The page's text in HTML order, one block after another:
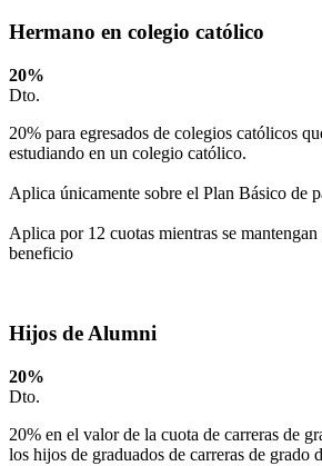
Hermano en colegio católico
20%
Dto.
20% para egresados de colegios católicos
estudiando en un colegio católico.
Aplica únicamente sobre el Plan Básico de
Aplica por 12 cuotas mientras se
beneficio
Hijos de Alumni
20%
Dto.
20% en el valor de la cuota de carreras de
los hijos de graduados de carreras de grado